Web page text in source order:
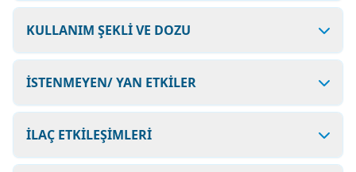
KULLANIM ŞEKLİ VE DOZU
İSTENMEYEN/ YAN ETKİLER
İLAÇ ETKİLEŞİMLERİ